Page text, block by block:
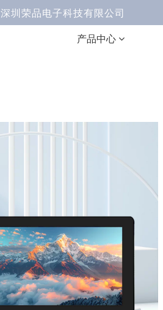
产品中心
深圳荣品电子科技有限